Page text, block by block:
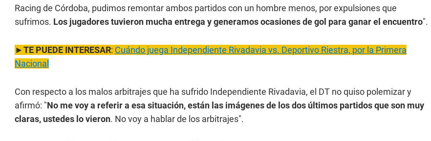
Racing de Córdoba, pudimos remontar ambos partidos con un hombre menos, por expulsiones que
sufrimos. Los jugadores tuvieron mucha entrega y generamos ocasiones de gol para ganar el encuentro".
►TE PUEDE INTERESAR: Cuándo juega Independiente Rivadavia vs. Deportivo Riestra, por la Primera
Nacional
Con respecto a los malos arbitrajes que ha sufrido Independiente Rivadavia, el DT no quiso polemizar y
afirmó: "No me voy a referir a esa situación, están las imágenes de los dos últimos partidos que son muy
claras, ustedes lo vieron. No voy a hablar de los arbitrajes".